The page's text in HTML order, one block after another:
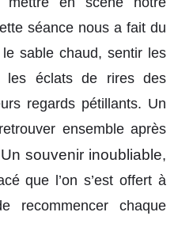
séance nous a fait du
sable chaud, sentir les
les éclats de rires des
regards pétillants. Un
ensemble après
Un souvenir inoubliable,
que l’on s’est offert à
recommencer chaque